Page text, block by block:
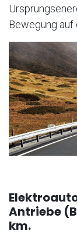
Bewegung auf
Antriebe
km.